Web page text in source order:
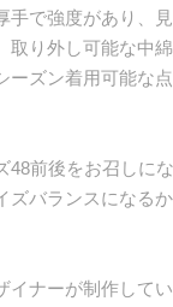
手で強度があり、
取り外し可能な中綿
ーズン着用可能な
48前後をお召しに
ズバランスになるか
イナーが制作してい